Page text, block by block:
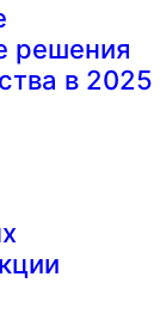
решения
в 2025